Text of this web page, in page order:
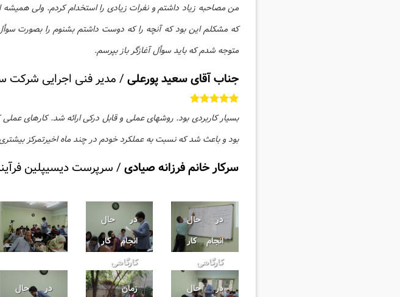
من مصاحبه زیاد داشتم و نفرات زیادی را استخدام کردم. ولی
که مشکلم این بود که آنچه را که دوست داشتم بشنوم را بصورت
متوجه شدم که باید سوأل آغازگر باز بپرسم.
جناب آقای سعید پورعلی / مدیر فنی اجرایی شرکت
بسیار کاربردی بود. روشهای عملی و قابل درکی ارائه شد. کارهای
بود و باعث شد که نسبت به عملکرد خودم در چند ماه اخیرتمرکز
سرکار خانم فرزانه صیادی / سرپرست دیسیپلین
در حال
انجام کار
کارگاهی
در حال
انجام کار
کارگاهی
در حال
زمان
در حال